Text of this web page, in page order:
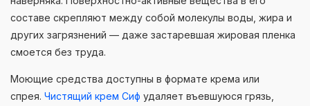
составе скрепляют между собой молекулы воды, жира и
других загрязнений — даже застаревшая жировая пленка
смоется без труда.
Моющие средства доступны в формате крема или
спрея. Чистящий крем Сиф удаляет въевшуюся грязь,